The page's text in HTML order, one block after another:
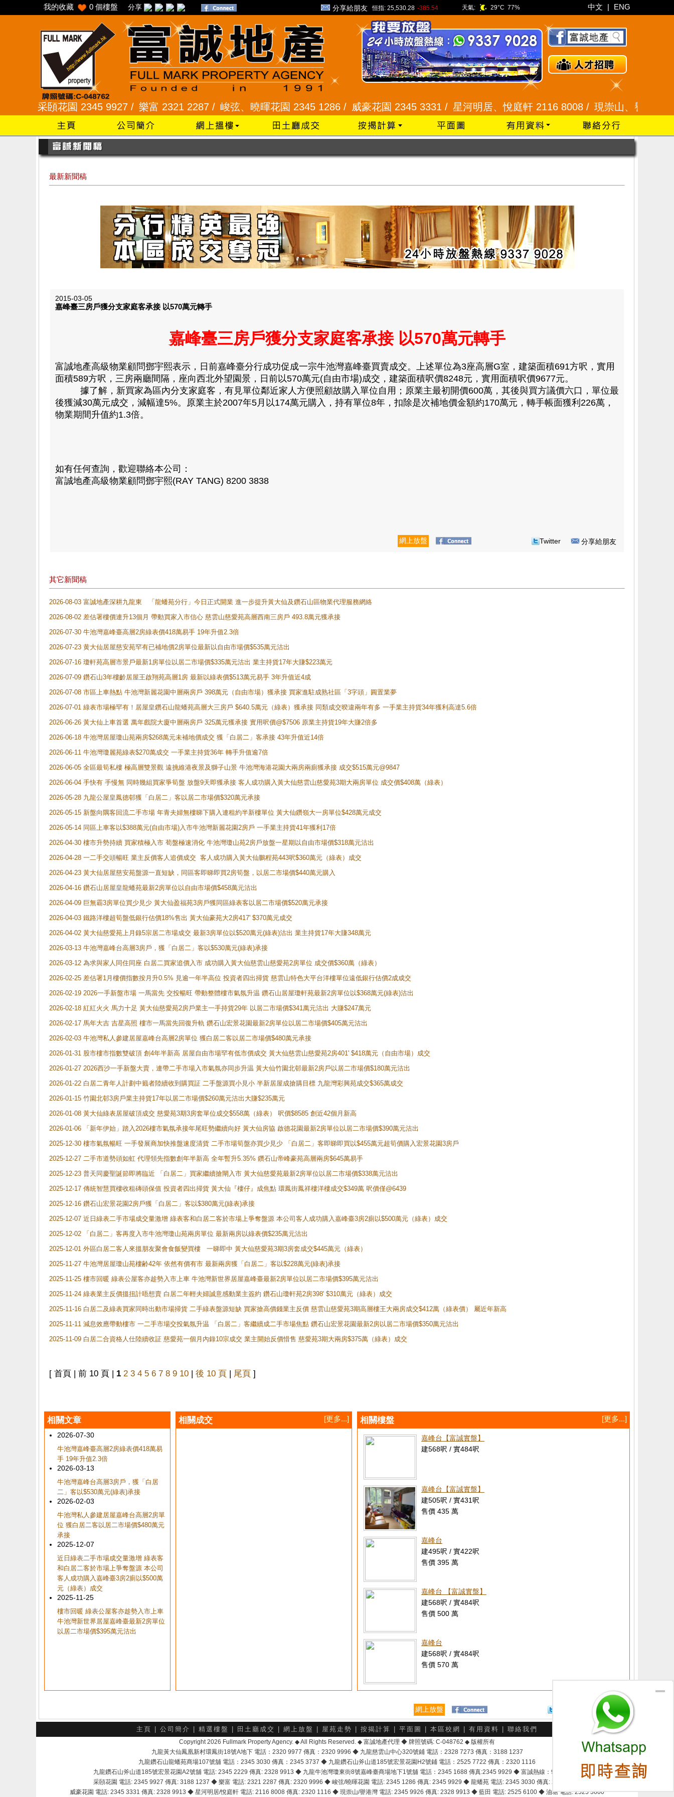
我的收藏 0 個樓盤 分享 分享給朋友 恒指: 25,530.28 -385.54 天氣: 29°C 77% 中文 | ENG
頣花園 2345 9927 /樂富 2321 2287 / 峻弦、曉暉花園 2345 1286 /威豪花園 2345 3331 /星河明居、悅庭軒 2116 8008 / 現崇山、譽港灣 2345
最新新聞稿
2015-03-05
嘉峰臺三房戶獲分支家庭客承接 以570萬元轉手
嘉峰臺三房戶獲分支家庭客承接 以570萬元轉手
富誠地產高級物業顧問鄧宇熙表示，日前嘉峰臺分行成功促成一宗牛池灣嘉峰臺買賣成交。上述單位為3座高層G室，建築面積691方呎，實用
面積589方呎，三房兩廳間隔，座向西北外望園景，日前以570萬元(自由市場)成交，建築面積呎價8248元，實用面積呎價9677元。
據了解，新買家為區內分支家庭客，有見單位鄰近家人方便照顧故購入單位自用；原業主最初開價600萬，其後與買方議價六口，單位最
後獲減30萬元成交，減幅達5%。 原業主於2007年5月以174萬元購入，持有單位8年，扣除是次補地價金額約170萬元，轉手帳面獲利226萬，
物業期間升值約1.3倍。
如有任何查詢，歡迎聯絡本公司：
富誠地產高級物業顧問鄧宇熙(RAY TANG) 8200 3838
網上放盤 Twitter 分享給朋友
其它新聞稿
2026-08-03 富誠地產深耕九龍東 「龍蟠苑分行」今日正式開業 進一步提升黃大仙及鑽石山區物業代理服務網絡
2026-08-02 差估署樓價連升13個月 帶動買家入市信心 慈雲山慈愛苑高層西南三房戶 493.8萬元獲承接
2026-07-30 牛池灣嘉峰臺高層2房綠表價418萬易手 19年升值2.3倍
2026-07-23 黄大仙居屋慈安苑罕有已補地價2房單位最新以自由市場價$535萬元沽出
2026-07-16 瓊軒苑高層市景戶最新1房單位以居二市場價$335萬元沽出 業主持貨17年大賺$223萬元
2026-07-09 鑽石山3年樓齡居屋王啟翔苑高層1房 最新以綠表價$513萬元易手 3年升值近4成
2026-07-08 市區上車熱點 牛池灣新麗花園中層兩房戶 398萬元（自由市場）獲承接 買家進駐成熟社區「3字頭」圓置業夢
2026-07-01 綠表市場極罕有！居屋皇鑽石山龍蟠苑高層大三房戶 $640.5萬元（綠表）獲承接 同類成交暌違兩年有多 一手業主持貨34年獲利高達5.6倍
2026-06-26 黃大仙上車首選 萬年戲院大廈中層兩房戶 325萬元獲承接 實用呎價@$7506 原業主持貨19年大賺2倍多
2026-06-18 牛池灣居屋瓊山苑兩房$268萬元未補地價成交 獲「白居二」客承接 43年升值近14倍
2026-06-11 牛池灣瓊麗苑綠表$270萬成交 一手業主持貨36年 轉手升值逾7倍
2026-06-05 全區最筍私樓 極高層雙景觀 遠挑維港夜景及獅子山景 牛池灣海港花園大兩房兩廁獲承接 成交$515萬元@9847
2026-06-04 手快有 手慢無 同時幾組買家爭筍盤 放盤9天即獲承接 客人成功購入黃大仙慈雲山慈愛苑3期大兩房單位 成交價$408萬（綠表）
2026-05-28 九龍公屋皇鳳德邨獲「白居二」客以居二市場價$320萬元承接
2026-05-15 新盤向隅客回流二手市場 年青夫婦無樓睇下購入連租約半新樓單位 黃大仙鑽嶺大一房單位$428萬元成交
2026-05-14 同區上車客以$388萬元(自由市場)入市牛池灣新麗花園2房戶 一手業主持貨41年獲利17倍
2026-04-30 樓市升勢持續 買家積極入市 荀盤極速消化 牛池灣瓊山苑2房戶放盤一星期以自由市場價$318萬元沽出
2026-04-28 一二手交頭暢旺 業主反價客人追價成交 客人成功購入黃大仙鵬程苑443呎$360萬元（綠表）成交
2026-04-23 黃大仙居屋慈安苑盤源一直短缺，同區客即睇即買2房筍盤，以居二市場價$440萬元購入
2026-04-16 鑽石山居屋皇龍蟠苑最新2房單位以自由市場價$458萬元沽出
2026-04-09 巨無霸3房單位買少見少 黃大仙盈福苑3房戶獲同區綠表客以居二市場價$520萬元承接
2026-04-03 鐵路洋樓超筍盤低銀行估價18%售出 黃大仙豪苑大2房417' $370萬元成交
2026-04-02 黃大仙慈愛苑上月錄5宗居二市場成交 最新3房單位以$520萬元(綠表)沽出 業主持貨17年大賺348萬元
2026-03-13 牛池灣嘉峰台高層3房戶，獲「白居二」客以$530萬元(綠表)承接
2026-03-12 為求與家人同住同座 白居二買家追價入市 成功購入黃大仙慈雲山慈愛苑2房單位 成交價$360萬（綠表）
2026-02-25 差估署1月樓價指數按月升0.5% 見逾一年半高位 投資者四出掃貨 慈雲山特色大平台洋樓單位遠低銀行估價2成成交
2026-02-19 2026一手新盤市場 一馬當先 交投暢旺 帶動整體樓市氣氛升温 鑽石山居屋瓊軒苑最新2房單位以$368萬元(綠表)沽出
2026-02-18 紅紅火火 馬力十足 黃大仙慈愛苑2房戶業主一手持貨29年 以居二市場價$341萬元沽出 大賺$247萬元
2026-02-17 馬年大吉 吉星高照 樓市一馬當先回復升軌 鑽石山宏景花園最新2房單位以居二市場價$405萬元沽出
2026-02-03 牛池灣私人參建居屋嘉峰台高層2房單位 獲白居二客以居二市場價$480萬元承接
2026-01-31 股市樓市指數雙破頂 創4年半新高 居屋自由市場罕有低市價成交 黃大仙慈雲山慈愛苑2房401' $418萬元（自由市場）成交
2026-01-27 2026西沙一手新盤大賣，連帶二手市場入市氣氛亦同步升温 黃大仙竹園北邨最新2房戶以居二市場價$180萬元沽出
2026-01-22 白居二青年人計劃中籤者陸續收到購買証 二手盤源買小見小 半新居屋成搶購目標 九龍灣彩興苑成交$365萬成交
2026-01-15 竹園北邨3房戶業主持貨17年以居二市場價$260萬元沽出大賺$235萬元
2026-01-08 黃大仙綠表居屋破頂成交 慈愛苑3期3房套單位成交$558萬（綠表） 呎價$8585 創近42個月新高
2026-01-06 「新年伊始」踏入2026樓市氣氛承接年尾旺勢繼續向好 黃大仙房協 啟德花園最新2房單位以居二市場價$390萬元沽出
2025-12-30 樓市氣氛暢旺 一手發展商加快推盤速度清貨 二手市場筍盤亦買少見少 「白居二」客即睇即買以$455萬元超筍價購入宏景花園3房戶
2025-12-27 二手市道勢頭如虹 代理領先指數創年半新高 全年暫升5.35% 鑽石山帝峰豪苑高層兩房$645萬易手
2025-12-23 普天同慶聖誕節即將臨近 「白居二」買家繼續搶閘入市 黃大仙慈愛苑最新2房單位以居二市場價$338萬元沽出
2025-12-17 傳統智慧買樓收租磚頭保值 投資者四出掃貨 黃大仙『樓仔』成焦點 環鳳街鳳祥樓洋樓成交$349萬 呎價僅@6439
2025-12-16 鑽石山宏景花園2房戶獲「白居二」客以$380萬元(綠表)承接
2025-12-07 近日綠表二手市場成交量激增 綠表客和白居二客於市場上爭奪盤源 本公司客人成功購入嘉峰臺3房2廁以$500萬元（綠表）成交
2025-12-02 「白居二」客再度入市牛池灣瓊山苑兩房單位 最新兩房以綠表價$235萬元沽出
2025-12-01 外區白居二客人來搵朋友聚會食飯變買樓 一睇即中 黃大仙慈愛苑3期3房套成交$445萬元（綠表）
2025-11-27 牛池灣居屋瓊山苑樓齢42年 依然有價有市 最新兩房獲「白居二」客以$228萬元(綠表)承接
2025-11-25 樓市回暖 綠表公屋客亦趁勢入市上車 牛池灣新世界居屋嘉峰臺最新2房單位以居二市場價$395萬元沽出
2025-11-24 綠表業主反價搵扭計唔想賣 白居二年輕夫婦誠意感動業主簽約 鑽石山瓊軒苑2房398' $310萬元（綠表）成交
2025-11-16 白居二及綠表買家同時出動市場掃貨 二手綠表盤源短缺 買家搶高價錢業主反價 慈雲山慈愛苑3期高層樓王大兩房成交$412萬（綠表價） 屬近年新高
2025-11-11 減息效應帶動樓市 一二手市場交投氣氛升温 「白居二」客繼續成二手市場焦點 鑽石山宏景花園最新2房以居二市場價$350萬元沽出
2025-11-09 白居二合資格人仕陸續收証 慈愛苑一個月內錄10宗成交 業主開始反價惜售 慈愛苑3期大兩房$375萬（綠表）成交
[ 首頁 | 前 10 頁 | 1 2 3 4 5 6 7 8 9 10 | 後 10 頁 | 尾頁 ]
相關文章
2026-07-30
牛池灣嘉峰臺高層2房綠表價418萬易
手 19年升值2.3倍
2026-03-13
牛池灣嘉峰台高層3房戶，獲「白居
二」客以$530萬元(綠表)承接
2026-02-03
牛池灣私人參建居屋嘉峰台高層2房單
位 獲白居二客以居二市場價$480萬元
承接
2025-12-07
近日綠表二手市場成交量激增 綠表客
和白居二客於市場上爭奪盤源 本公司
客人成功購入嘉峰臺3房2廁以$500萬
元（綠表）成交
2025-11-25
樓市回暖 綠表公屋客亦趁勢入市上車
牛池灣新世界居屋嘉峰臺最新2房單位
以居二市場價$395萬元沽出
相關成交 [更多...] 相關樓盤 [更多...]
嘉峰台【富誠實盤】
建568呎 / 實484呎
嘉峰台【富誠實盤】
建505呎 / 實431呎
售價 435 萬
嘉峰台
建495呎 / 實422呎
售價 395 萬
嘉峰台 【富誠實盤】
建568呎 / 實484呎
售價 500 萬
嘉峰台
建568呎 / 實484呎
售價 570 萬
網上放盤 分享給朋友
主頁 公司簡介 精選樓盤 田土廳成交 網上放盤 屋苑走勢 按揭計算 平面圖 本區校網 有用資料 聯絡我們
Copyright 2026 Fullmark Property Agency. ◆ All Rights Reserved. ◆ 富誠地產代理 ◆ 牌照號碼: C-048762 ◆ 版權所有
九龍黃大仙鳳凰新村環鳳街18號A地下 電話：2320 9977 傳真：2320 9996 ◆ 九龍慈雲山中心320號鋪 電話：2328 7273 傳真：3188 1237
九龍鑽石山龍蟠苑商場107號舖 電話：2345 3030 傳真：2345 3737 ◆ 九龍鑽石山斧山道185號宏景花園H2號鋪 電話：2525 7722 傳真：2320 1116
九龍鑽石山斧山道185號宏景花園A2號舖 電話: 2345 2229 傳真: 2328 9913 ◆ 九龍牛池灣瓊東街8號嘉峰臺商場地下1號舖 電話：2345 1688 傳真:2345 9929 ◆ 富誠熱線：9337 9028
采頣花園 電話: 2345 9927 傳真: 3188 1237 ◆ 樂富 電話: 2321 2287 傳真: 2320 9996 ◆ 峻弦/曉暉花園 電話: 2345 1286 傳真: 2345 9929 ◆ 龍蟠苑 電話: 2345 3030 傳真: 2345 3737
威豪花園 電話: 2345 3331 傳真: 2328 9913 ◆ 星河明居/悅庭軒 電話: 2116 8008 傳真: 2320 1116 ◆ 現崇山/譽港灣 電話: 2345 9926 傳真: 2328 9913 ◆ 藍田 電話: 2525 6100 ◆ 油塘 電話: 2525 3600